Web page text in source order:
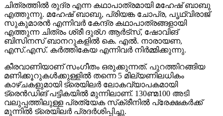
ചിത്രത്തില്‍ രുദ്ര എന്ന കഥാപാത്രമായി മഹേഷ് ബാബു
എത്തുന്നു. മഹേഷ് ബാബു, പ്രിയങ്ക ചോപ്ര, പൃഥ്വിരാജ്
സുകുമാരന്‍ എന്നിവര്‍ കേന്ദ്ര കഥാപാത്രങ്ങളായി
എത്തുന്ന ചിത്രം ശ്രീ ദുര്ഗ ആര്‍ട്‌സ്, ഷോവിങ്
ബിസിനസ് ബാനറുകളില്‍ കെ. എല്‍. നാരായണ,
എസ്.എസ്. കര്‍ത്തികേയ എന്നിവര്‍ നിര്‍മ്മിക്കുന്നു.
കീരവാണിയാണ് സംഗീതം ഒരുക്കുന്നത്. പുറത്തിറങ്ങിയ
മണിക്കൂറുകള്‍ക്കുള്ളില്‍ തന്നെ 5 മില്യണിലധികം
കാഴ്ചകളുമായി ട്രെയിലര്‍ ലോകവ്യാപകമായി
ട്രെന്‍ഡിങ് പട്ടികയില്‍ മുന്നിലാണ്. 130ണ്മ100 അടി
വലുപ്പത്തിലുള്ള പ്രത്യേക സ്‌ക്രീനില്‍ പ്രേക്ഷകര്‍ക്ക്
മുന്നില്‍ ട്രെയിലര്‍ പ്രദര്‍ശിപ്പിച്ചു.